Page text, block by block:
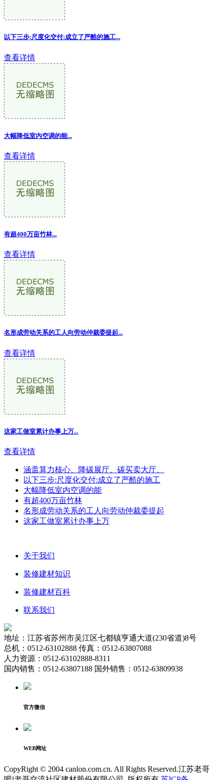
以下三步:尺度化交付:成立了严酷的施工...
查看详情
大幅降低室内空调的能...
查看详情
有超400万亩竹林...
查看详情
名形成劳动关系的工人向劳动仲裁委提起...
查看详情
这家工做室累计办事上万...
查看详情
涵盖算力核心、降碳展厅、碳买卖大厅、
以下三步:尺度化交付:成立了严酷的施工
大幅降低室内空调的能
有超400万亩竹林
名形成劳动关系的工人向劳动仲裁委提起
这家工做室累计办事上万
关于我们
装修建材知识
装修建材百科
联系我们
地址：江苏省苏州市吴江区七都镇亨通大道(230省道)8号
总机：0512-63102888 传真：0512-63807088
人力资源：0512-63102888-8311
国内销售：0512-63807188 国外销售：0512-63809938
官方微信
WEB网址
CopyRight © 2004 canlon.com.cn. All Rights Reserved.江苏老哥